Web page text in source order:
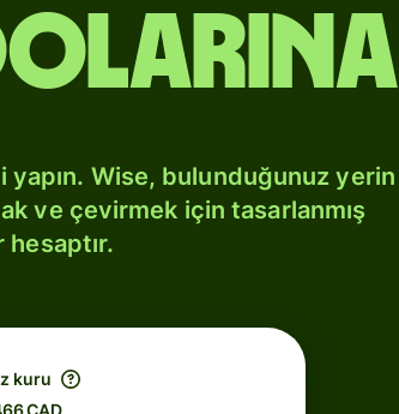
Wise, bulunduğunuz yerin
ve çevirmek için tasarlanmış
hesaptır.
kuru
CAD